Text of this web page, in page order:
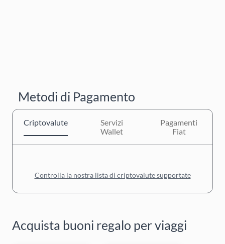
Metodi di Pagamento
Criptovalute
Servizi
Wallet
Pagamenti
Fiat
Controlla la nostra lista di criptovalute supportate
Acquista buoni regalo per viaggi